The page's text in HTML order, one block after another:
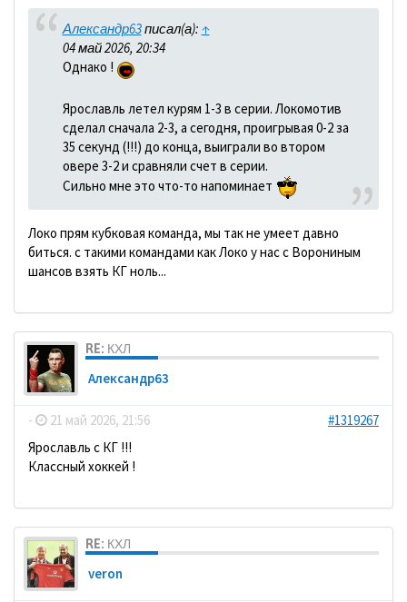
Александр63писал(а): ↑
04 май 2026, 20:34
Однако !
Ярославль летел курям 1-3 в серии. Локомотив
сделал сначала 2-3, а сегодня, проигрывая 0-2 за
35 секунд (!!!) до конца, выиграли во втором
овере 3-2 и сравняли счет в серии.
Сильно мне это что-то напоминает
Локо прям кубковая команда, мы так не умеет давно
биться. с такими командами как Локо у нас с Ворониным
шансов взять КГ ноль...
RE: КХЛ
Александр63
- 21 май 2026, 21:56
#1319267
Ярославль с КГ !!!
Классный хоккей !
RE: КХЛ
veron